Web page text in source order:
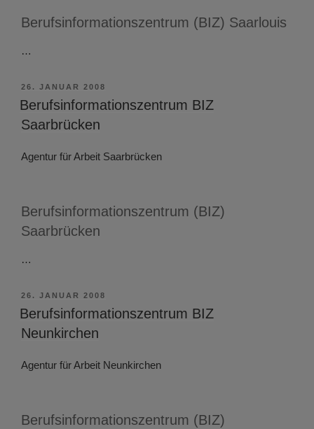
Berufsinformationszentrum (BIZ) Saarlouis
…
VERÖFFENTLICHT
AM
26. JANUAR 2008
Berufsinformationszentrum BIZ
Saarbrücken
Agentur für Arbeit Saarbrücken
Berufsinformationszentrum (BIZ)
Saarbrücken
…
VERÖFFENTLICHT
AM
26. JANUAR 2008
Berufsinformationszentrum BIZ
Neunkirchen
Agentur für Arbeit Neunkirchen
Berufsinformationszentrum (BIZ)